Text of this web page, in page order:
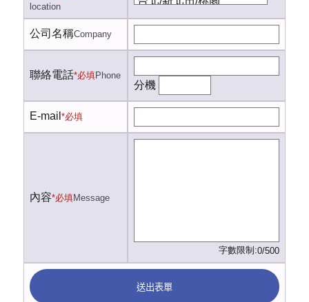
location
公司名稱Company
聯絡電話*必填Phone
分機
E-mail *必填
內容*必填Message
字數限制:0/500
送出表單